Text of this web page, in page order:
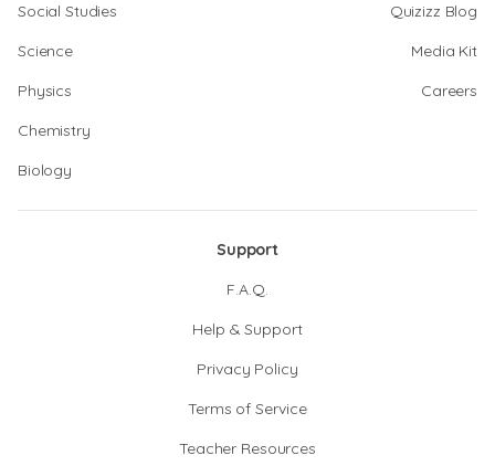
Social Studies
Science
Physics
Chemistry
Biology
Quizizz Blog
Media Kit
Careers
Support
F.A.Q.
Help & Support
Privacy Policy
Terms of Service
Teacher Resources